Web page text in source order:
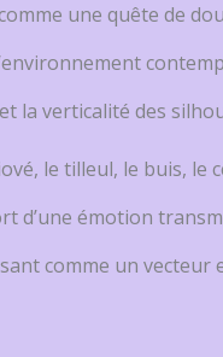
une quête de
la verticalité des
le tilleul, le buis, le
d’une émotion
comme un